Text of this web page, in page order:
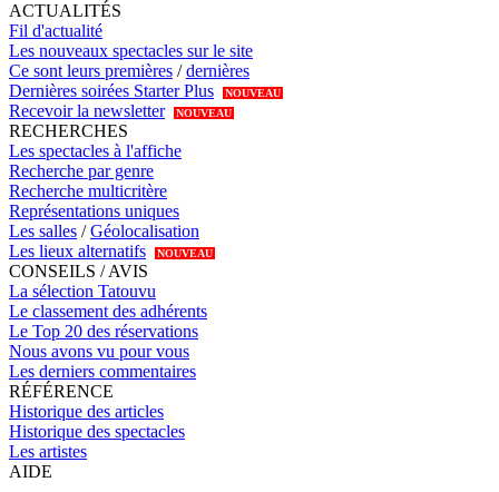
ACTUALITÉS
Fil d'actualité
Les nouveaux spectacles sur le site
Ce sont leurs premières /dernières
Dernières soirées Starter Plus
NOUVEAU
Recevoir la newsletter NOUVEAU
RECHERCHES
Les spectacles à l'affiche
Recherche par genre
Recherche multicritère
Représentations uniques
Les salles /Géolocalisation
Les lieux alternatifs
NOUVEAU
CONSEILS / AVIS
La sélection Tatouvu
Le classement des adhérents
Le Top 20 des réservations
Nous avons vu pour vous
Les derniers commentaires
RÉFÉRENCE
Historique des articles
Historique des spectacles
Les artistes
AIDE